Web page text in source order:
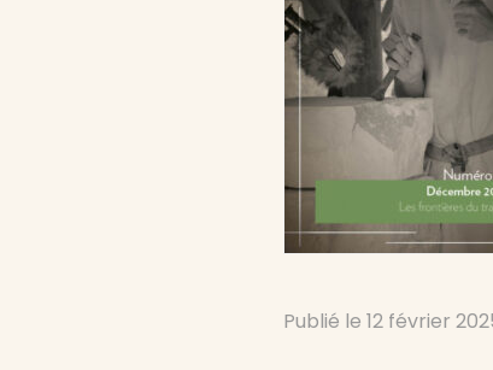
Publié le12 février